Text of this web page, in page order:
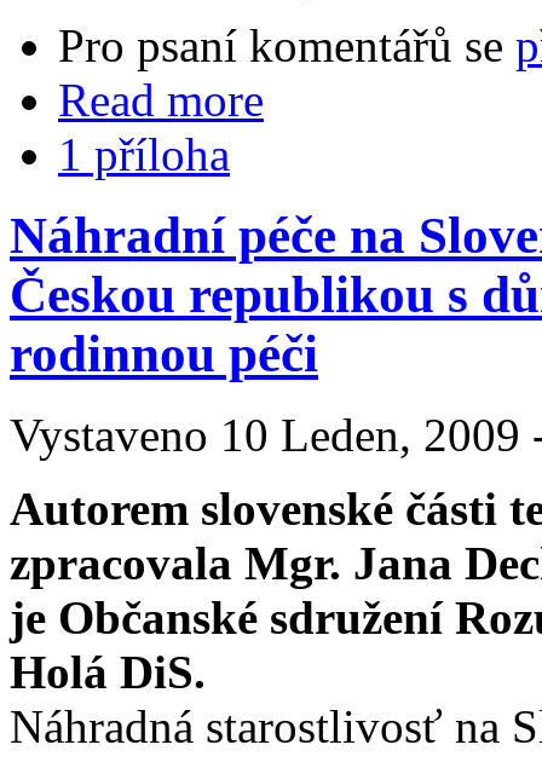
Pro psaní komentářů se
Read more
1 příloha
Náhradní péče na
Českou republikou s
rodinnou péči
Vystaveno 10 Leden,
Autorem slovenské části
zpracovala Mgr. Jana
je Občanské sdružení
Holá DiS.
Náhradná starostlivosť na